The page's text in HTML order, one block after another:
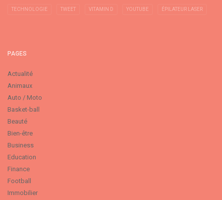
TECHNOLOGIE TWEET VITAMIN D YOUTUBE ÉPILATEUR LASER
PAGES
Actualité
Animaux
Auto / Moto
Basket-ball
Beauté
Bien-être
Business
Education
Finance
Football
Immobilier